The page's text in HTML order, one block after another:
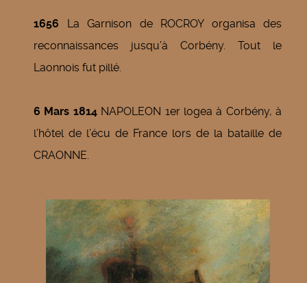
1656 La Garnison de ROCROY organisa des
reconnaissances jusqu’à Corbény. Tout le
Laonnois fut pillé.
6 Mars 1814NAPOLEON 1er logea à Corbény, à
l’hôtel de l’écu de France lors de la bataille de
CRAONNE.